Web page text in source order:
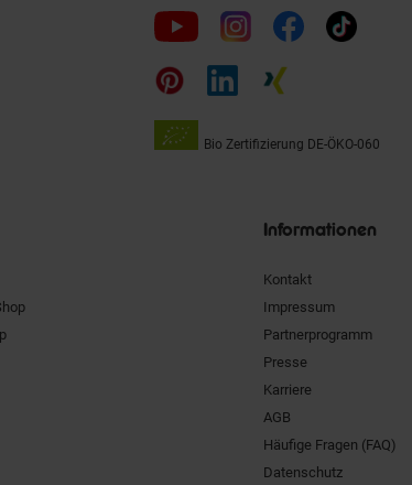
Folge
uns
auf
Bio Zertifizierung DE-ÖKO-060
Informationen
Kontakt
Impressum
Partnerprogramm
Presse
Karriere
AGB
Häufige Fragen (FAQ)
Datenschutz